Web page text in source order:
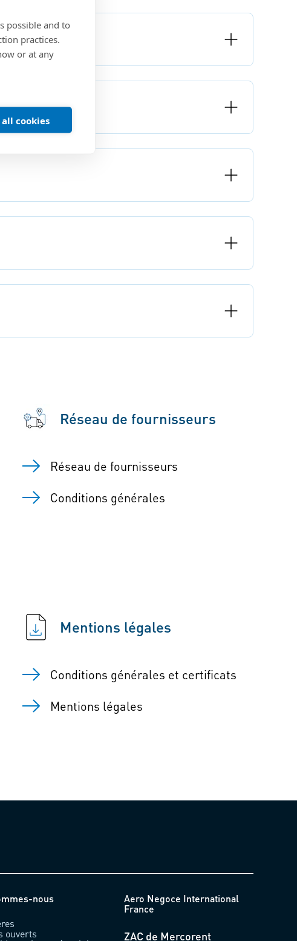
possible and to
practices.
or at any
cookies
Réseau de fournisseurs
Réseau de fournisseurs
Conditions générales
Mentions légales
Conditions générales et certificats
Mentions légales
nous
ouverts
Aero Negoce International
France
ZAC de Mercorent